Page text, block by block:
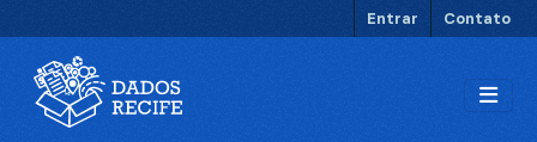
Entrar Contato